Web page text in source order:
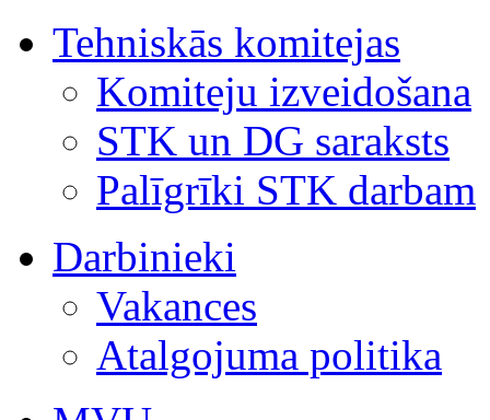
Tehniskās komitejas
Komiteju izveidošana
STK un DG saraksts
Palīgrīki STK darbam
Darbinieki
Vakances
Atalgojuma politika